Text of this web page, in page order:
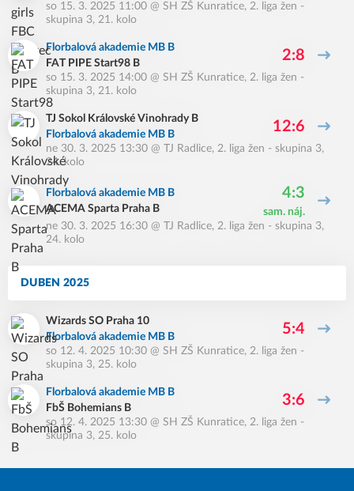
so 15. 3. 2025 11:00 @ SH ZŠ Kunratice, 2. liga žen -
skupina 3, 21. kolo
Florbalová akademie MB B
FAT PIPE Start98 B
2:8
so 15. 3. 2025 14:00 @ SH ZŠ Kunratice, 2. liga žen -
skupina 3, 21. kolo
TJ Sokol Královské Vinohrady B
Florbalová akademie MB B
12:6
ne 30. 3. 2025 13:30 @ TJ Radlice, 2. liga žen - skupina 3,
24. kolo
Florbalová akademie MB B
ACEMA Sparta Praha B
4:3
sam. náj.
ne 30. 3. 2025 16:30 @ TJ Radlice, 2. liga žen - skupina 3,
24. kolo
DUBEN 2025
Wizards SO Praha 10
Florbalová akademie MB B
5:4
so 12. 4. 2025 10:30 @ SH ZŠ Kunratice, 2. liga žen -
skupina 3, 25. kolo
Florbalová akademie MB B
FbŠ Bohemians B
3:6
so 12. 4. 2025 13:30 @ SH ZŠ Kunratice, 2. liga žen -
skupina 3, 25. kolo